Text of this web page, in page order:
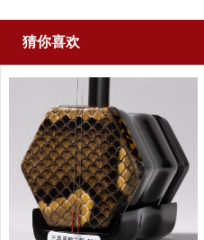
猜你喜欢